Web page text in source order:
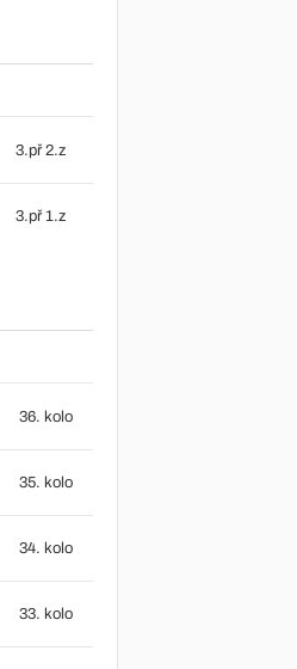
3.př 2.z
3.př 1.z
36. kolo
35. kolo
34. kolo
33. kolo